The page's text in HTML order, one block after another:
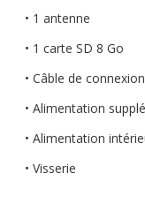
• 1 antenne
• 1 carte SD 8 Go
• Câble de
• Alimentation
• Alimentation
• Visserie